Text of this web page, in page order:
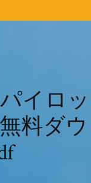
イロッ
料ダウ